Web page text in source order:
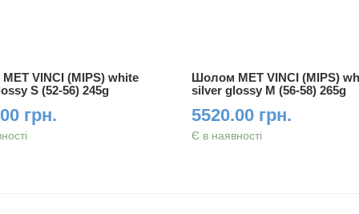
VINCI (MIPS) white
S (52-56) 245g
грн.
Шолом MET VINCI (MIPS)
silver glossy M (56-58) 265g
5520.00 грн.
Є в наявності